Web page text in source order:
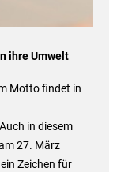
ihre Umwelt
Motto findet in
in diesem
27. März
Zeichen für